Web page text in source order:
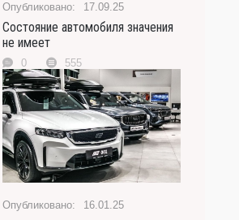
17.09.25
Состояние автомобиля значения
не имеет
0 555
16.01.25